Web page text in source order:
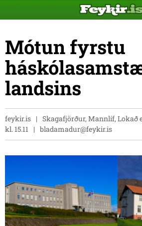
Mótun fyrstu
landsins
feykir.is Skagafjörður, Mannlíf, Lokað
kl. 15.11
bladamadur@feykir.is